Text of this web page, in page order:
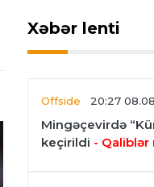
Xəbər lenti
Offside 20:27
Mingəçevirdə
keçirildi -